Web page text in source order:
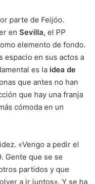
parte de Feijóo.
en Sevilla, el PP
elemento de fondo.
espacio en sus actos a
es la idea de
que antes no han
que hay una franja
cómoda en un
«Vengo a pedir el
Gente que se se
partidos y que
a ir juntos». Y se ha